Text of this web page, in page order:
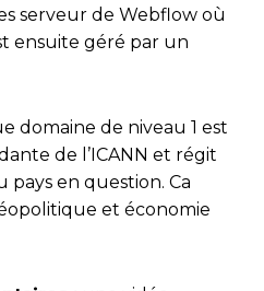
serveur de Webflow où
ensuite géré par un
domaine de niveau 1 est
de l’ICANN et régit
en question. Ca
et économie